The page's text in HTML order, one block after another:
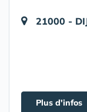
21000 -
Plus d'infos